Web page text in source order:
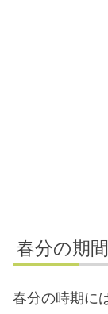
春分の期
春分の時期に